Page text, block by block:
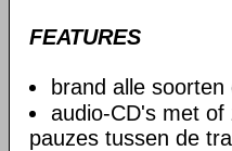
FEATURES
brand alle soorten
audio-CD's met of
pauzes tussen de